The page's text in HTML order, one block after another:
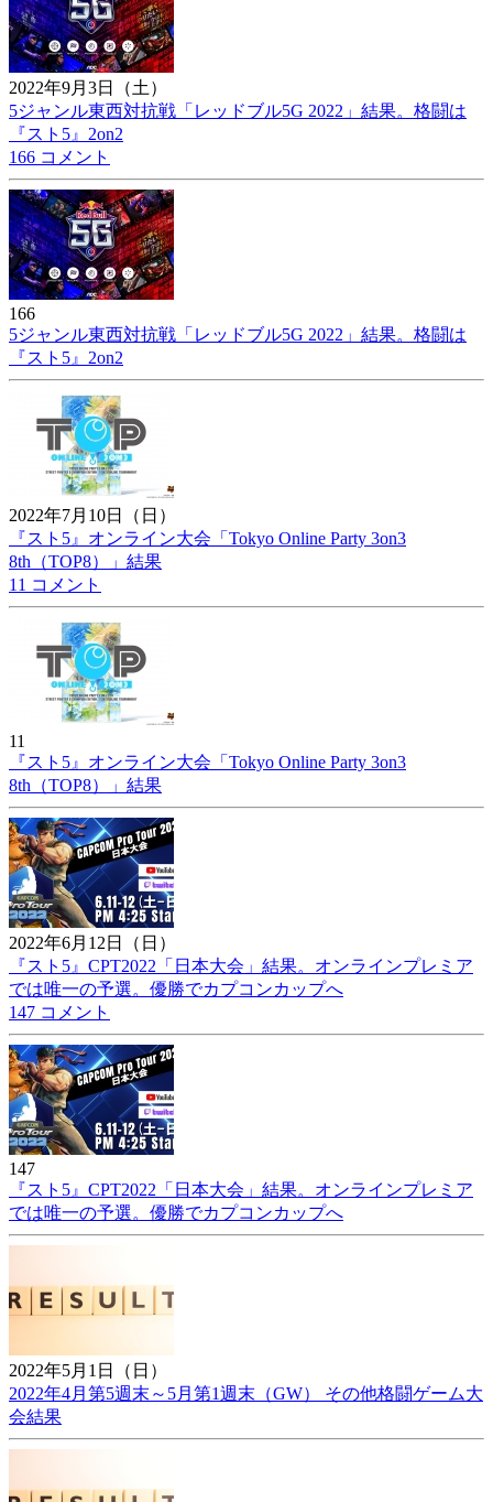
2022年9月3日（土）
5ジャンル東西対抗戦「レッドブル5G 2022」結果。格闘は
『スト5』2on2
166 コメント
166
5ジャンル東西対抗戦「レッドブル5G 2022」結果。格闘は
『スト5』2on2
2022年7月10日（日）
『スト5』オンライン大会「Tokyo Online Party 3on3
8th（TOP8）」結果
11 コメント
11
『スト5』オンライン大会「Tokyo Online Party 3on3
8th（TOP8）」結果
2022年6月12日（日）
『スト5』CPT2022「日本大会」結果。オンラインプレミア
では唯一の予選。優勝でカプコンカップへ
147 コメント
147
『スト5』CPT2022「日本大会」結果。オンラインプレミア
では唯一の予選。優勝でカプコンカップへ
2022年5月1日（日）
2022年4月第5週末～5月第1週末（GW） その他格闘ゲーム大
会結果